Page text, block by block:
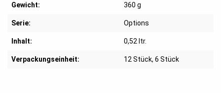
Gewicht: 360 g
Serie: Options
Inhalt: 0,52 ltr.
Verpackungseinheit: 12 Stück, 6 Stück